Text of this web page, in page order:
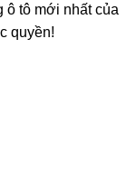
ô tô mới nhất của
quyền!